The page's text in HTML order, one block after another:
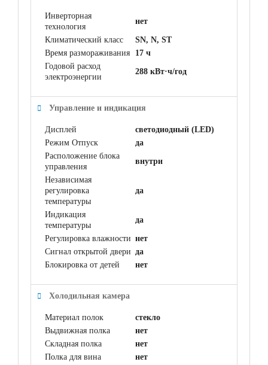
Инверторная
технология
нет
Климатический класс
SN, N, ST
Время размораживания
17 ч
Годовой расход
электроэнергии
288 кВт·ч/год
Управление и индикация
Дисплей
светодиодный (LED)
Режим Отпуск
да
Расположение блока
управления
внутри
Независимая
регулировка
температуры
да
Индикация
температуры
да
Регулировка влажности нет
Сигнал открытой двери да
Блокировка от детей
нет
Холодильная камера
Материал полок
стекло
Выдвижная полка
нет
Складная полка
нет
Полка для вина
нет